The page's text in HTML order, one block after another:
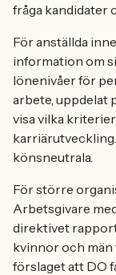
fråga kandidater
För anställda
information om
lönenivåer för
arbete, uppdelat
visa vilka
könsneutrala.
För större
Arbetsgivare
direktivet
kvinnor och män
förslaget att DO